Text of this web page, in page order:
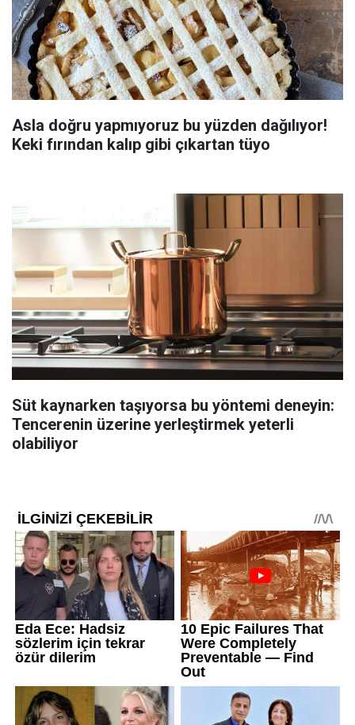
Asla doğru yapmıyoruz bu yüzden dağılıyor!
Keki fırından kalıp gibi çıkartan tüyo
Süt kaynarken taşıyorsa bu yöntemi deneyin:
Tencerenin üzerine yerleştirmek yeterli
olabiliyor